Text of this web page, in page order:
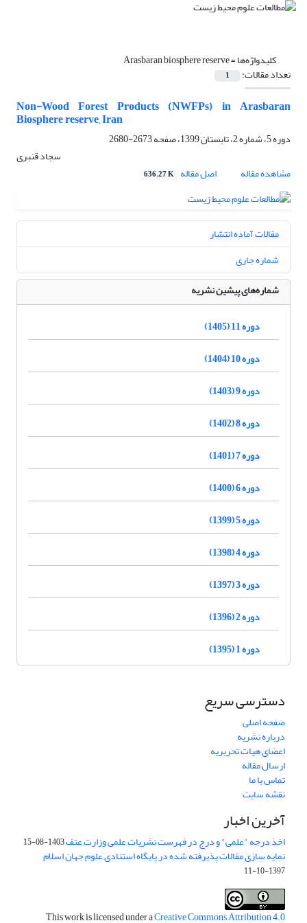
کلیدواژه‌ها =Arasbaran biosphere reserve
تعداد مقالات: 1
Non-Wood Forest Products (NWFPs) in Arasbaran
Biosphere reserve, Iran
دوره 5، شماره 2، تابستان 1399، صفحه
2673-2680
سجاد قنبری
مشاهده مقاله
اصل مقاله 636.27 K
مقالات آماده انتشار
شماره جاری
شماره‌های پیشین نشریه
دوره 11 (1405)
دوره 10 (1404)
دوره 9 (1403)
دوره 8 (1402)
دوره 7 (1401)
دوره 6 (1400)
دوره 5 (1399)
دوره 4 (1398)
دوره 3 (1397)
دوره 2 (1396)
دوره 1 (1395)
دسترسی سریع
صفحه اصلی
درباره نشریه
اعضای هیات تحریریه
ارسال مقاله
تماس با ما
نقشه سایت
آخرین اخبار
اخذ درجه "علمی" و درج در فهرست نشریات علمی وزارت عتف1403-08-15
نمایه سازی مقالات پذیرفته شده در پایگاه استنادی علوم جهان اسلام
1397-10-11
This work is licensed under aCreative Commons Attribution 4.0